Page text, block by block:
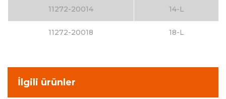
11272-20014 14-L
11272-20018 18-L
İlgili ürünler